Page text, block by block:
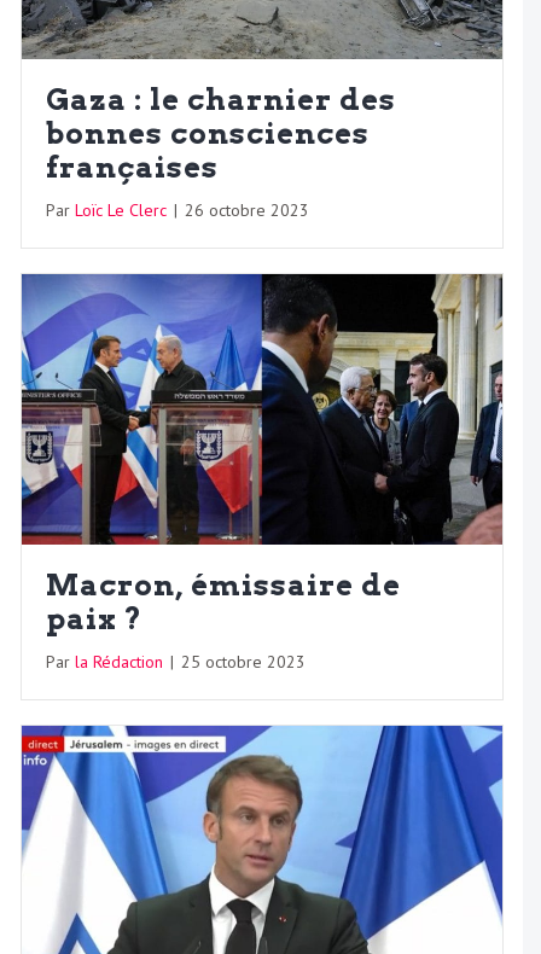
Gaza : le charnier des
bonnes consciences
françaises
Par Loïc Le Clerc | 26 octobre 2023
Macron, émissaire de
paix ?
Par la Rédaction | 25 octobre 2023